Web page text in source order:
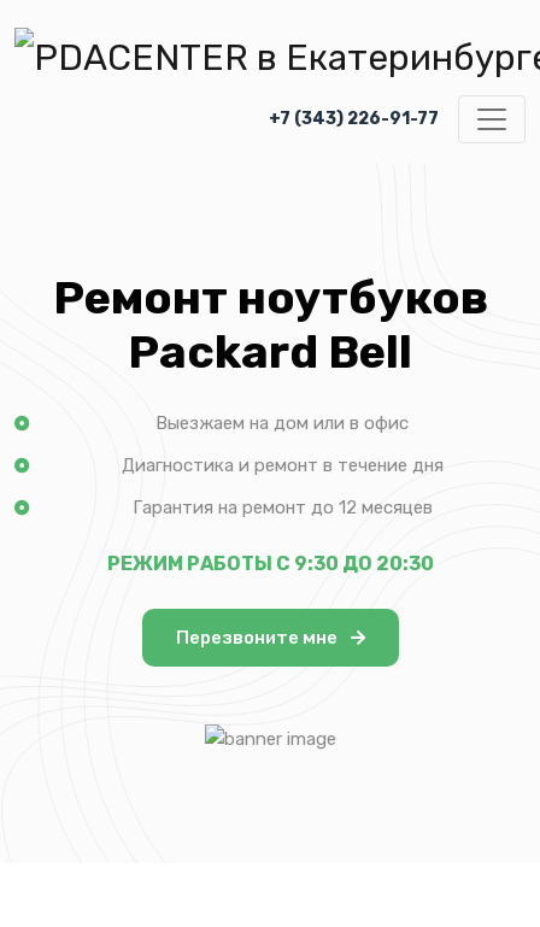
+7 (343) 226-91-77
Ремонт ноутбуков
Packard Bell
Выезжаем на дом или в офис
Диагностика и ремонт в течение дня
Гарантия на ремонт до 12 месяцев
РЕЖИМ РАБОТЫ С 9:30 ДО 20:30
Перезвоните мне